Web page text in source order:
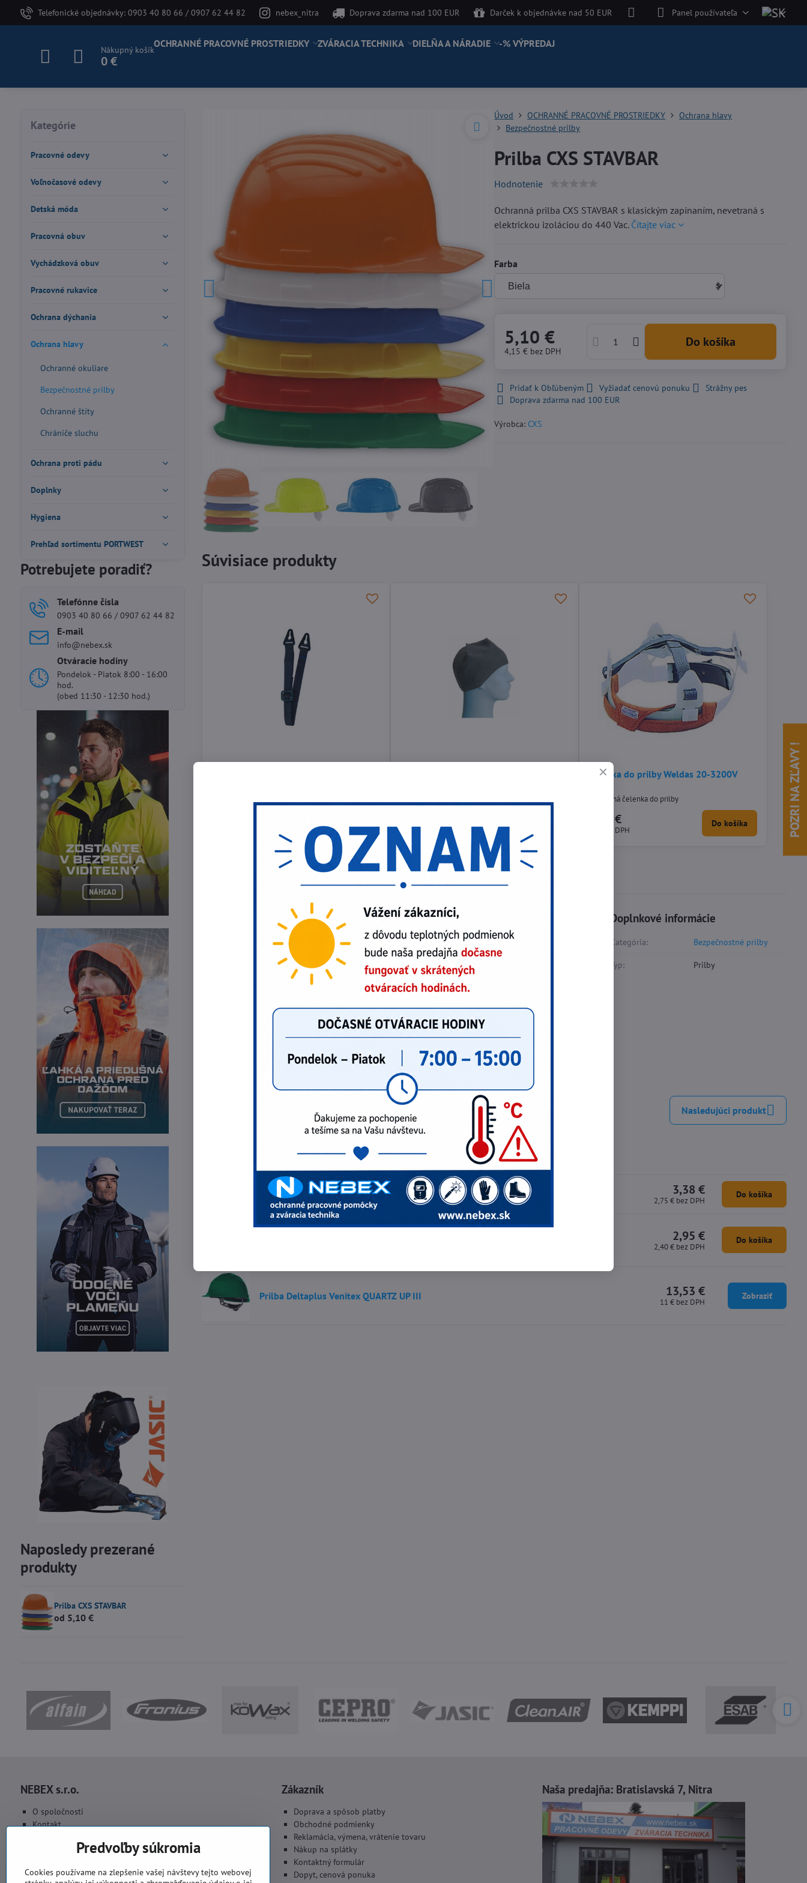
Telefonické objednávky: 0903 40 80 66 / 0907 62 44 82 nebex_nitra Doprava zdarma nad 100 EUR Darček k objednávke nad 50 EUR Panel používateľa
Nákupný košík
0 €
OCHRANNÉ PRACOVNÉ PROSTRIEDKY ZVÁRACIA TECHNIKA DIELŇA A NÁRADIE -% VÝPREDAJ
Úvod OCHRANNÉ PRACOVNÉ PROSTRIEDKY
Ochrana hlavy
Bezpečnostné prilby
Prilba CXS STAVBAR
Hodnotenie
Ochranná prilba CXS STAVBAR s klasickým zapínaním, nevetraná s
elektrickou izoláciou do 440 Vac. Čítajte viac
Farba
5,10 €
4,15 € bez DPH
Do košíka
Pridať k Obľúbeným Vyžiadať cenovú ponuku
Strážny pes
Doprava zdarma nad 100 EUR
Výrobca: CXS
Popis Recenzie
ochranná prilba pre stavbu a priemysel
4-bodové uchytenie
elektrická izolačná schopnosť do 440 Vac
teplotná odolnosť: -20 až +50 stupňov Celzia
životnosť: 3 roky
materiál: HDPE
Doplnkové informácie
Kategória: Bezpečnostné prilby
Typ: Prilby
Facebook
Predchádzajúci produkt Nasledujúci produkt
Súvisiace produkty
2 €bez DPH
Čelenka do prilby Weldas 20-3200V
Ochranná čelenka do prilby
4,92 €
bez DPH
Do košíka
Najpredávanejšie produkty v tejto kategórii
Elastický remienok JSP 3,38 €
2,75 € bez DPH
Do košíka
2,95 €
2,40 € bez DPH
Do košíka
Prilba Deltaplus Venitex QUARTZ UP III 13,53 €
11 € bez DPH
Zobraziť
Kategórie
Pracovné odevy
Voľnočasové odevy
Detská móda
Pracovná obuv
Vychádzková obuv
Pracovné rukavice
Ochrana dýchania
Ochrana hlavy
Ochranné okuliare
Bezpečnostné prilby
Ochranné štíty
Chrániče sluchu
Ochrana proti pádu
Doplnky
Hygiena
Prehľad sortimentu PORTWEST
Potrebujete poradiť?
Telefónne čísla
0903 40 80 66 / 0907 62 44 82
E-mail
info@nebex.sk
Otváracie hodiny
Pondelok - Piatok 8:00 - 16:00
hod.
(obed 11:30 - 12:30 hod.)
Naposledy prezerané
produkty
Prilba CXS STAVBAR
od 5,10 €
NEBEX s.r.o.
O spoločnosti
Kontakt
POZRI NA ZĽAVY !
Zákazník
Doprava a spôsob platby
Obchodné podmienky
Reklamácia, výmena, vrátenie tovaru
Nákup na splátky
Kontaktný formulár
Dopyt, cenová ponuka
Naša predajňa: Bratislavská 7, Nitra
Predvoľby súkromia
Cookies používame na zlepšenie vašej návštevy tejto webovej